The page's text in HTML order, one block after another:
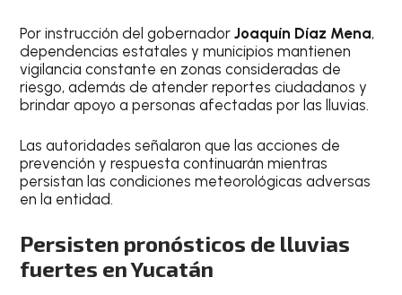
Por instrucción del gobernadorJoaquín Díaz Mena,
dependencias estatales y municipios mantienen
vigilancia constante en zonas consideradas de
riesgo, además de atender reportes ciudadanos y
brindar apoyo a personas afectadas por las lluvias.
Las autoridades señalaron que las acciones de
prevención y respuesta continuarán mientras
persistan las condiciones meteorológicas adversas
en la entidad.
Persisten pronósticos de lluvias
fuertes en Yucatán